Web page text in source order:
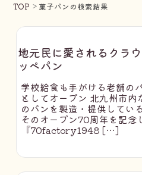
TOP 菓子パンの検索結果
地元民に愛されるクラ
ッペパン
学校給食も手がける老舗の
としてオープン 北九州市
のパンを製造・提供してい
そのオープン70周年を記
『70factory1948 […]